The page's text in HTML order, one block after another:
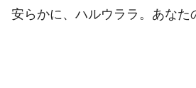
安らかに、ハルウララ。あなた